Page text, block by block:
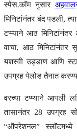
स्पेस.कॉम नुसार अहवाल
मिनिटांनंतर बंद पडली,
टप्प्याने आठ मिनिटांनंतर
वाचा, आठ मिनिटांनंतर
यशस्वी उड्डाण आणि
उपग्रह पेलोड तैनात
वरच्या टप्प्याने आपली
तासानंतर 28 उपग्रह
“ऑपरेशनल”